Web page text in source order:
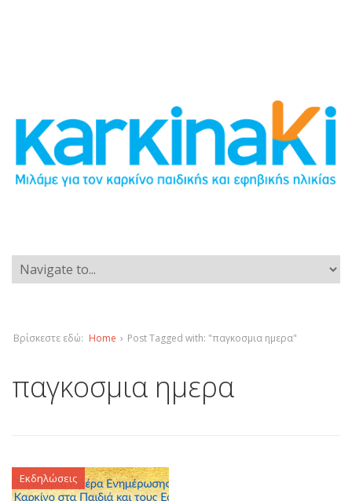
Βρίσκεστε εδώ: Home › Post Tagged with: "παγκοσμια ημερα"
παγκοσμια ημερα
Εκδηλώσεις